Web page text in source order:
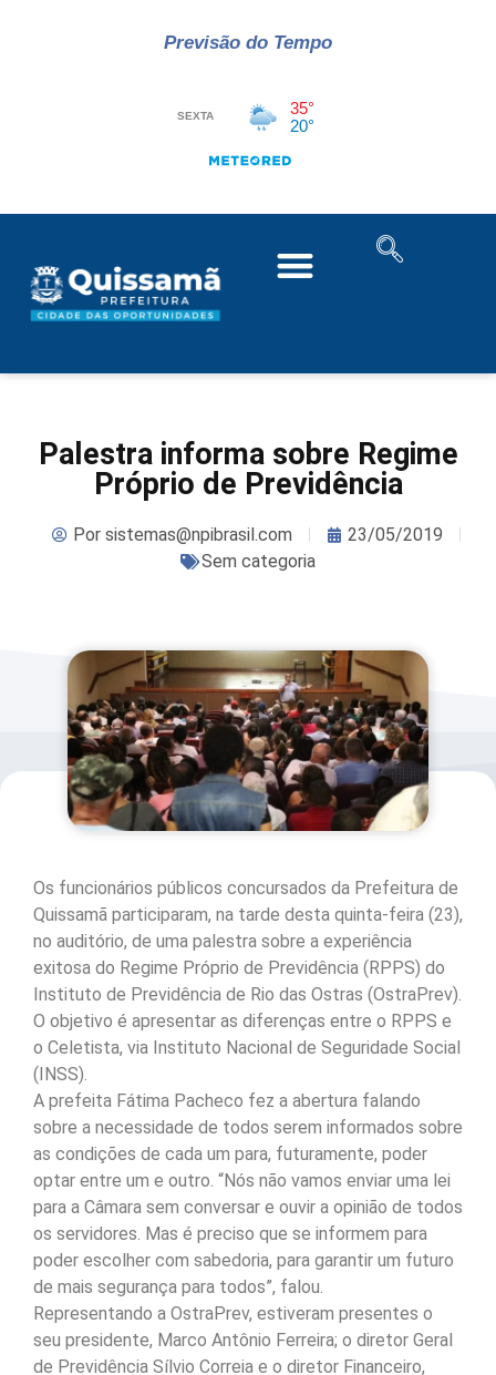
Previsão do Tempo
Palestra informa sobre Regime
Próprio de Previdência
Por sistemas@npibrasil.com
23/05/2019
Sem categoria
Os funcionários públicos concursados da Prefeitura de
Quissamã participaram, na tarde desta quinta-feira (23),
no auditório, de uma palestra sobre a experiência
exitosa do Regime Próprio de Previdência (RPPS) do
Instituto de Previdência de Rio das Ostras (OstraPrev).
O objetivo é apresentar as diferenças entre o RPPS e
o Celetista, via Instituto Nacional de Seguridade Social
(INSS).
A prefeita Fátima Pacheco fez a abertura falando
sobre a necessidade de todos serem informados sobre
as condições de cada um para, futuramente, poder
optar entre um e outro. “Nós não vamos enviar uma lei
para a Câmara sem conversar e ouvir a opinião de todos
os servidores. Mas é preciso que se informem para
poder escolher com sabedoria, para garantir um futuro
de mais segurança para todos”, falou.
Representando a OstraPrev, estiveram presentes o
seu presidente, Marco Antônio Ferreira; o diretor Geral
de Previdência Sílvio Correia e o diretor Financeiro,